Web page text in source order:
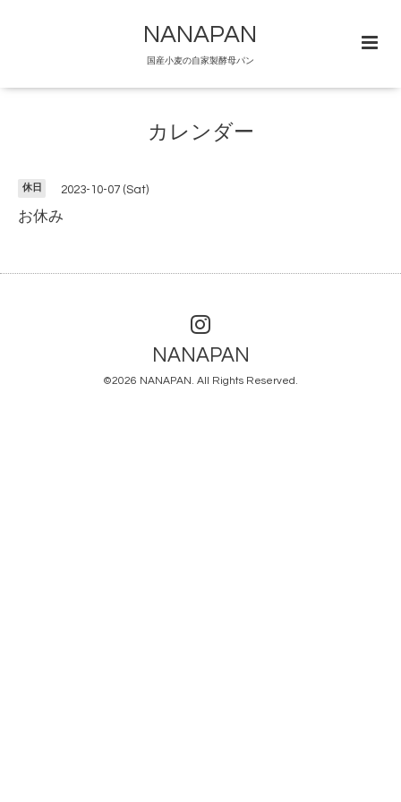
NANAPAN
国産小麦の自家製酵母パン
カレンダー
休日 2023-10-07 (Sat)
お休み
NANAPAN
©2026 NANAPAN. All Rights Reserved.